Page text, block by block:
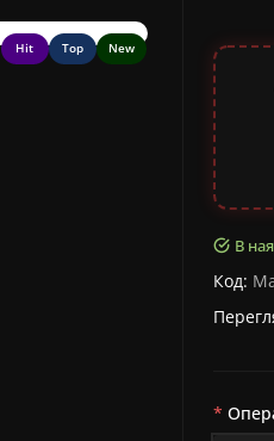
Hit Top New
В
Код: